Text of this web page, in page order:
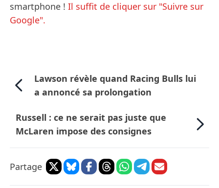
smartphone ! Il suffit de cliquer sur "Suivre sur
Google".
Lawson révèle quand Racing Bulls lui
a annoncé sa prolongation
Russell : ce ne serait pas juste que
McLaren impose des consignes
Partage